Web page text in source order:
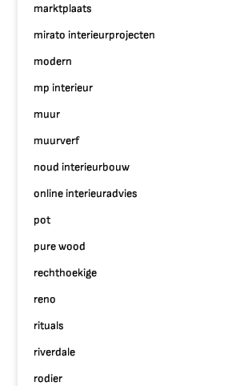
marktplaats
mirato interieurprojecten
modern
mp interieur
muur
muurverf
noud interieurbouw
online interieuradvies
pot
pure wood
rechthoekige
reno
rituals
riverdale
rodier